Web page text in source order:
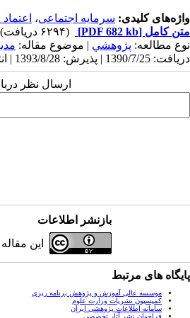
واژه‌های کلیدی: سرمایه اجتماعی،
متن کامل [PDF 682 kb]
(۶۲۹۴ دریافت)
نوع مطالعه: پژوهشي | موضوع مقاله:
دریافت: 1390/7/25 | پذیرش: 1393/8/28 | انتشار الکترونیک: 1393/8/28
ارسال نظر
بازنشر اطلاعات
این
پایگاه های مرتبط
موسسه عالی آموزش و پژوهش برنامه ریزی
کمیسیون نشریات وزارت علوم
سامانه اطلاعات پژوهشی ایران
فراخوان نشر آثار تخصصی